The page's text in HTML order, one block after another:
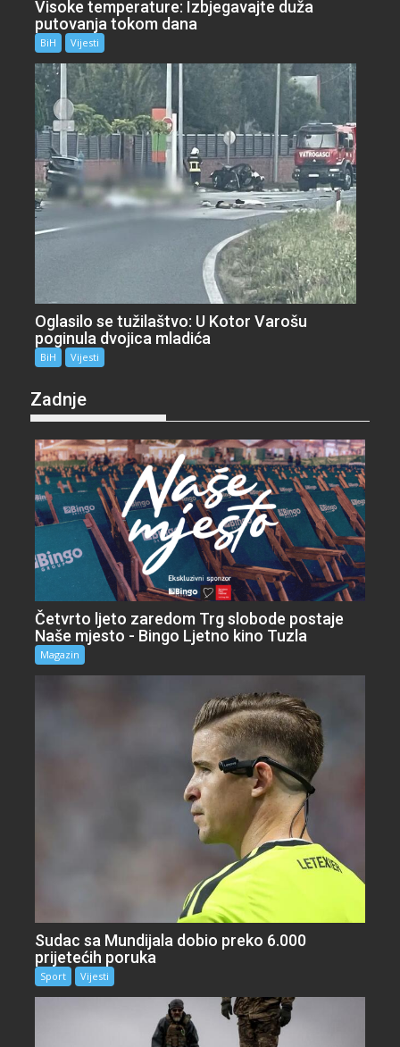
Visoke temperature: Izbjegavajte duža
putovanja tokom dana
BiH Vijesti
Oglasilo se tužilaštvo: U Kotor Varošu
poginula dvojica mladića
BiH Vijesti
Zadnje
Četvrto ljeto zaredom Trg slobode postaje
Naše mjesto - Bingo Ljetno kino Tuzla
Magazin
Sudac sa Mundijala dobio preko 6.000
prijetećih poruka
Sport Vijesti